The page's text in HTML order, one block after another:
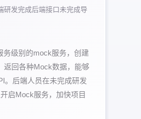
研发完成后端接口未完成导
务级别的mock服务，创建
返回各种Mock数据，能够
。后端人员在未完成研发
启Mock服务，加快项目